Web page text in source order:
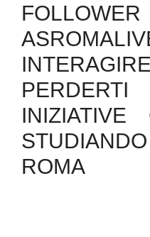
INIZIATIVE
ROMA